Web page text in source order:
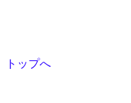
トップへ